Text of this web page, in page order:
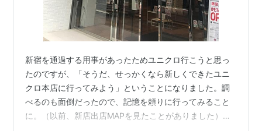
新宿を通過する用事があったためユニクロ行こうと思っ
たのですが、「そうだ、せっかくなら新しくできたユニ
クロ本店に行ってみよう」ということになりました。調
べるのも面倒だったので、記憶を頼りに行ってみること
に。（以前、新店出店MAPを見たことがありました）新